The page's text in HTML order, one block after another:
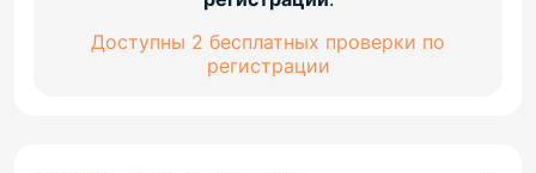
Доступны 2 бесплатных проверки по
регистрации